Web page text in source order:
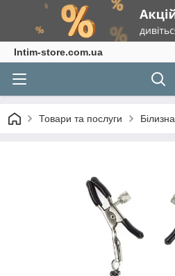
Intim-store.com.ua
Товари та послуги Білизна